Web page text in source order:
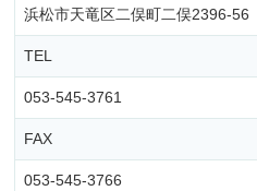
浜松市天竜区二俣町二俣2396-56
TEL
053-545-3761
FAX
053-545-3766